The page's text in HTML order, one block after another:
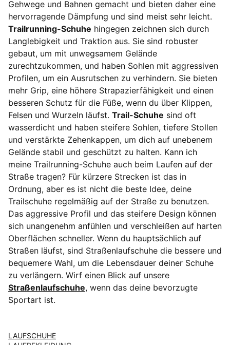
Gehwege und Bahnen gemacht und bieten daher eine
hervorragende Dämpfung und sind meist sehr leicht.
Trailrunning-Schuhe hingegen zeichnen sich durch
Langlebigkeit und Traktion aus. Sie sind robuster
gebaut, um mit unwegsamem Gelände
zurechtzukommen, und haben Sohlen mit aggressiven
Profilen, um ein Ausrutschen zu verhindern. Sie bieten
mehr Grip, eine höhere Strapazierfähigkeit und einen
besseren Schutz für die Füße, wenn du über Klippen,
Felsen und Wurzeln läufst. Trail-Schuhe sind oft
wasserdicht und haben steifere Sohlen, tiefere Stollen
und verstärkte Zehenkappen, um dich auf unebenem
Gelände stabil und geschützt zu halten. Kann ich
meine Trailrunning-Schuhe auch beim Laufen auf der
Straße tragen? Für kürzere Strecken ist das in
Ordnung, aber es ist nicht die beste Idee, deine
Trailschuhe regelmäßig auf der Straße zu benutzen.
Das aggressive Profil und das steifere Design können
sich unangenehm anfühlen und verschleißen auf harten
Oberflächen schneller. Wenn du hauptsächlich auf
Straßen läufst, sind Straßenlaufschuhe die bessere und
bequemere Wahl, um die Lebensdauer deiner Schuhe
zu verlängern. Wirf einen Blick auf unsere
Straßenlaufschuhe, wenn das deine bevorzugte
Sportart ist.
LAUFSCHUHE